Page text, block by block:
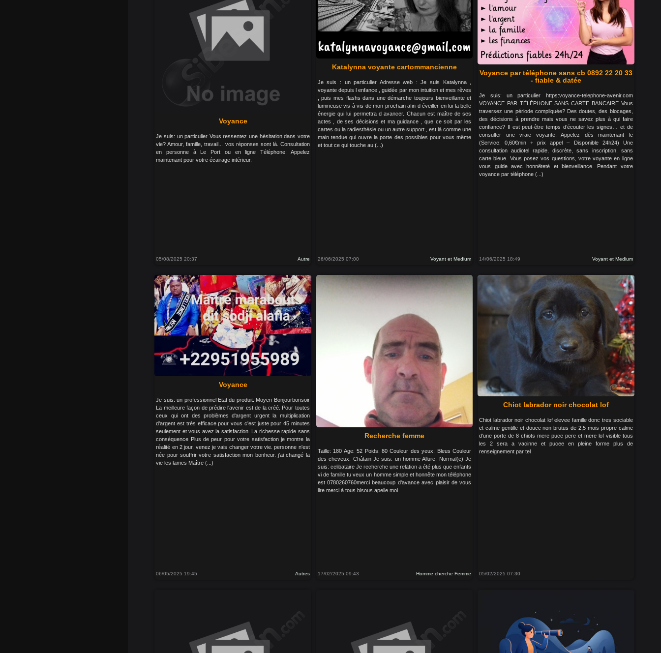
Voyance
Je suis: un particulier Vous ressentez une hésitation dans votre
vie? Amour, famille, travail... vos réponses sont là. Consultation
en personne à Le Port ou en ligne Téléphone: Appelez
maintenant pour votre écairage intérieur.
05/08/2025 20:37 Autre
Katalynna voyante cartommancienne
Je suis : un particulier Adresse web : Je suis Katalynna ,
voyante depuis l enfance , guidée par mon intuition et mes rêves
, puis mes flashs dans une démarche toujours bienveillante et
lumineuse vis à vis de mon prochain afin d éveiller en lui la belle
énergie qui lui permettra d avancer. Chacun est maître de ses
actes , de ses décisions et ma guidance , que ce soit par les
cartes ou la radiesthésie ou un autre support , est là comme une
main tendue qui ouvre la porte des possibles pour vous même
et tout ce qui touche au (...)
26/06/2025 07:00 Voyant et Medium
Voyance par téléphone sans cb 0892 22 20 33
- fiable & datée
Je suis: un particulier https:voyance-telephone-avenir.com
VOYANCE PAR TÉLÉPHONE SANS CARTE BANCAIRE Vous
traversez une période compliquée? Des doutes, des blocages,
des décisions à prendre mais vous ne savez plus à qui faire
confiance? Il est peut-être temps d’écouter les signes… et de
consulter une vraie voyante. Appelez dès maintenant le
(Service: 0,60€min + prix appel – Disponible 24h24) Une
consultation audiotel rapide, discrète, sans inscription, sans
carte bleue. Vous posez vos questions, votre voyante en ligne
vous guide avec honnêteté et bienveillance. Pendant votre
voyance par téléphone (...)
14/06/2025 18:49 Voyant et Medium
Voyance
Je suis: un professionnel Etat du produit: Moyen Bonjourbonsoir
La meilleure façon de prédire l'avenir est de la créé. Pour toutes
ceux qui ont des problèmes d'argent urgent la multiplication
d'argent est très efficace pour vous c'est juste pour 45 minutes
seulement et vous avez la satisfaction. La richesse rapide sans
conséquence Plus de peur pour votre satisfaction je montre la
réalité en 2 jour. venez je vais changer votre vie. personne n'est
née pour souffrir votre satisfaction mon bonheur. j'ai changé la
vie les lames Maître (...)
06/05/2025 19:45 Autres
Recherche femme
Taille: 180 Age: 52 Poids: 80 Couleur des yeux: Bleus Couleur
des cheveux: Châtain Je suis: un homme Allure: Normal(e) Je
suis: celibataire Je recherche une relation a été plus que enfants
vi de famille tu veux un homme simple et honnête mon téléphone
est 0780260760merci beaucoup d'avance avec plaisir de vous
lire merci à tous bisous apelle moi
17/02/2025 09:43 Homme cherche Femme
Chiot labrador noir chocolat lof
Chiot labrador noir chocolat lof elevee famille donc tres sociable
et calme gentille et douce non brutus de 2,5 mois propre calme
d'une porte de 8 chiots mere puce pere et mere lof visible tous
les 2 sera a vacinne et pucee en pleine forme plus de
renseignement par tel
05/02/2025 07:30